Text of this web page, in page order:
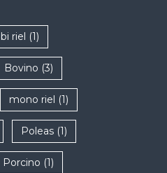
bi riel (1)
Bovino (3)
mono riel (1)
Poleas (1)
Porcino (1)